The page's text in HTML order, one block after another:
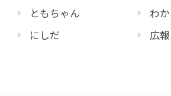
ともちゃん
にしだ
わ
広報